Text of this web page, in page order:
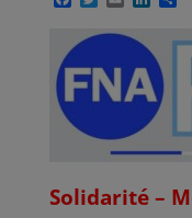
e
b
o
o
k
i
t
e
r
a
k
e
d
I
n
r
t
Solidarité –